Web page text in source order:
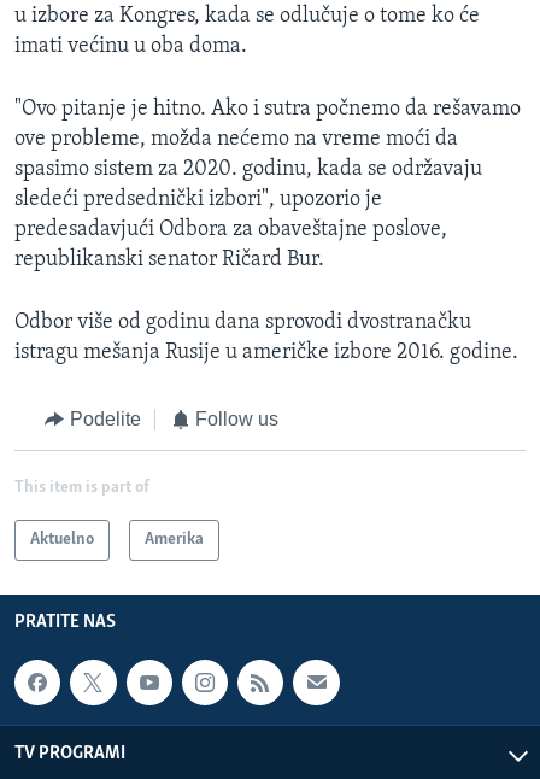
u izbore za Kongres, kada se odlučuje o tome ko će
imati većinu u oba doma.
"Ovo pitanje je hitno. Ako i sutra počnemo da rešavamo
ove probleme, možda nećemo na vreme moći da
spasimo sistem za 2020. godinu, kada se održavaju
sledeći predsednički izbori", upozorio je
predesadavjući Odbora za obaveštajne poslove,
republikanski senator Ričard Bur.
Odbor više od godinu dana sprovodi dvostranačku
istragu mešanja Rusije u američke izbore 2016. godine.
Podelite Follow us
This item is part of
Aktuelno Amerika
PRATITE NAS
TV PROGRAMI